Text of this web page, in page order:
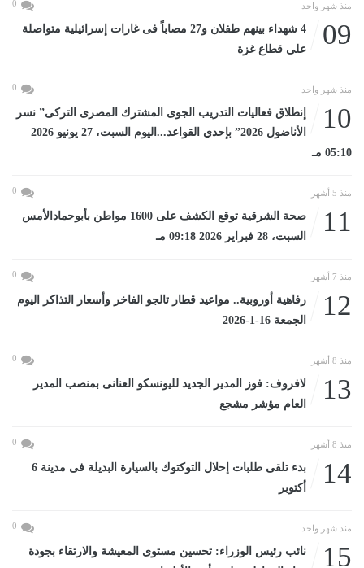
منذ شهر واحد 0
09
4 شهداء بينهم طفلان و27 مصاباً فى غارات إسرائيلية متواصلة
على قطاع غزة
منذ شهر واحد 0
10
إنطلاق فعاليات التدريب الجوى المشترك المصرى التركى” نسر
الأناضول 2026” بإحدي القواعد...اليوم السبت، 27 يونيو 2026
05:10 مـ
منذ 5 أشهر 0
11
صحة الشرقية توقع الكشف على 1600 مواطن بأبوحمادالأمس
السبت، 28 فبراير 2026 09:18 مـ
منذ 7 أشهر 0
12
رفاهية أوروبية.. مواعيد قطار تالجو الفاخر وأسعار التذاكر اليوم
الجمعة 16-1-2026
منذ 8 أشهر 0
13
لافروف: فوز المدير الجديد لليونسكو العنانى بمنصب المدير
العام مؤشر مشجع
منذ 8 أشهر 0
14
بدء تلقى طلبات إحلال التوكتوك بالسيارة البديلة فى مدينة 6
أكتوبر
منذ شهر واحد 0
15
نائب رئيس الوزراء: تحسين مستوى المعيشة والارتقاء بجودة